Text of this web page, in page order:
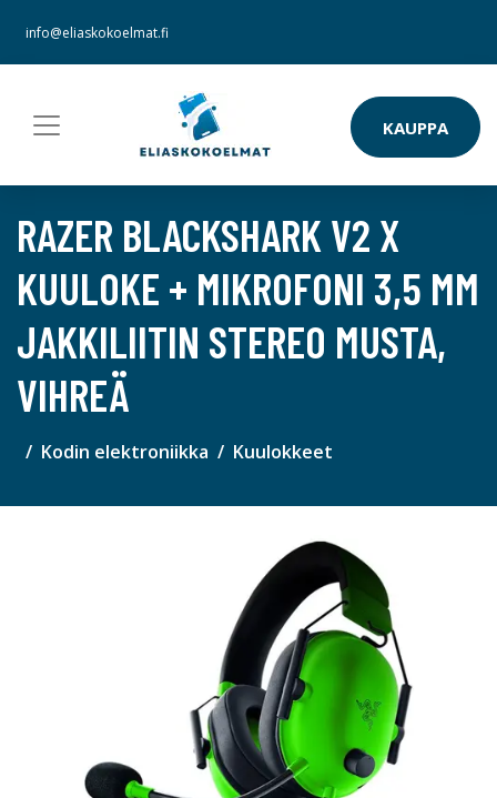
info@eliaskokoelmat.fi
KAUPPA
RAZER BLACKSHARK V2 X
KUULOKE + MIKROFONI 3,5 MM
JAKKILIITIN STEREO MUSTA,
VIHREÄ
Kodin elektroniikka Kuulokkeet